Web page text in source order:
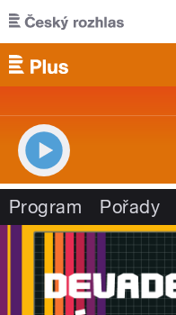
Přejít k hlavnímu obsahu
Program Pořady